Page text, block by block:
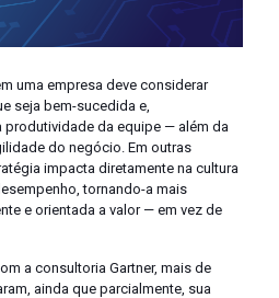
uma empresa deve considerar
seja bem-sucedida e,
produtividade da equipe — além da
do negócio. Em outras
impacta diretamente na cultura
tornando-a mais
e orientada a valor — em vez de
a consultoria Gartner, mais de
ainda que parcialmente, sua